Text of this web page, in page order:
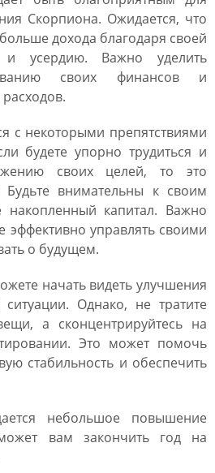
Скорпиона. Ожидается, что
дохода благодаря своей
и усердию. Важно уделить
своих финансов и
с некоторыми препятствиями
будете упорно трудиться и
своих целей, то это
Будьте внимательны к своим
накопленный капитал. Важно
эффективно управлять своими
о будущем.
начать видеть улучшения
Однако, не тратите
а сконцентрируйтесь на
Это может помочь
стабильность и обеспечить
небольшое повышение
вам закончить год на